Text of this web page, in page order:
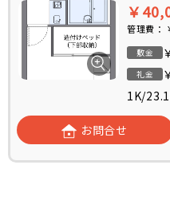
￥
管理費：
敷金
礼金
1K/
お問合せ